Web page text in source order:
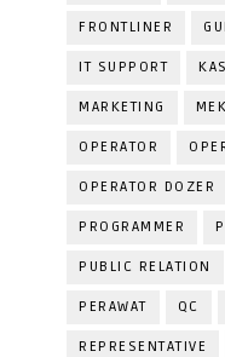
FRONTLINER
IT SUPPORT
MARKETING
OPERATOR
OPERATOR DOZER
PROGRAMMER
PUBLIC RELATION
PERAWAT QC
REPRESENTATIVE